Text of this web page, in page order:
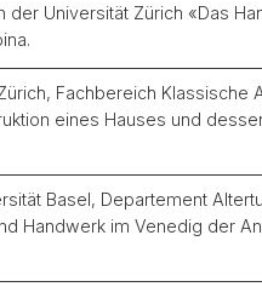
Universität Zürich «Das
Fachbereich Klassische
eines Hauses und
Basel, Departement
Handwerk im Venedig der